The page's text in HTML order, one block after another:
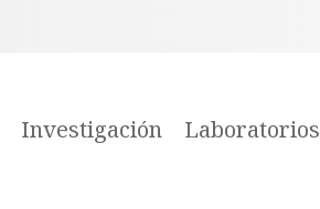
Investigación
Laboratorios